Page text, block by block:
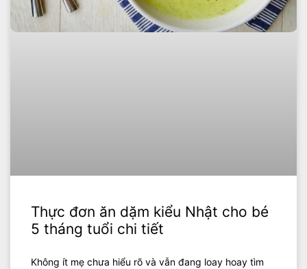
Thực đơn ăn dặm kiểu Nhật cho bé
5 tháng tuổi chi tiết
Không ít mẹ chưa hiểu rõ và vẫn đang loay hoay tìm